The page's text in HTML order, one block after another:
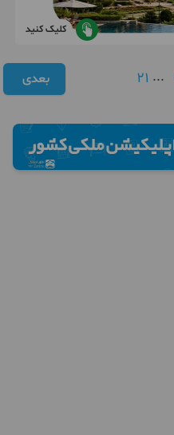
کلیک کنید
...
21 بعدی